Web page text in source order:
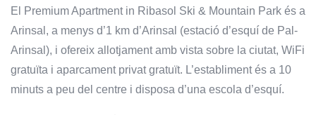
El Premium Apartment in Ribasol Ski & Mountain Park és a
Arinsal, a menys d’1 km d’Arinsal (estació d’esquí de Pal-
Arinsal), i ofereix allotjament amb vista sobre la ciutat, WiFi
gratuïta i aparcament privat gratuït. L’establiment és a 10
minuts a peu del centre i disposa d’una escola d’esquí.